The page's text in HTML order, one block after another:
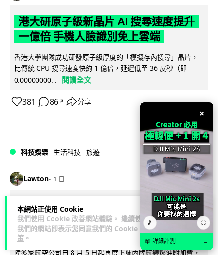
本網站正使用 Cookie
我們使用 Cookie 改善網站體驗。 繼續使用
我們的網站即表示您同意我們的 Cookie 政
策 。
港大研原子級新晶片 AI 搜尋速度提升
一億倍 手機人臉識別免上雲端
香港大學團隊成功研發原子級厚度的「模擬存內搜尋」晶片，
比傳統 CPU 搜尋速度快約 1 億倍，延遲低至 36 皮秒（即
0.00000000...
閱讀全文
381 86 ↗ 分享
科技娛樂 生活科技 旅遊
Lawton 1 日
中國大陸航線燃油附加費今日再降 連續
3 個月下調
【中國大陸連續 3 個月減附加費，相反香港不斷加價】中國大
陸多家航空公司自 8 月 5 日起再度下調內陸航線燃油附加費，
×
🎵 ⛶
📖 詳細評測 →